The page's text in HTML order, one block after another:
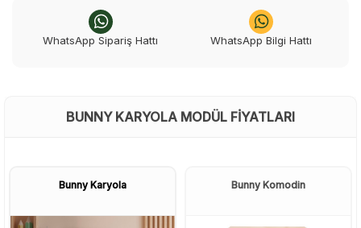
WhatsApp Sipariş Hattı WhatsApp Bilgi Hattı
BUNNY KARYOLA MODÜL FIYATLARI
Bunny Karyola Bunny Komodin